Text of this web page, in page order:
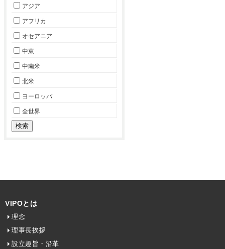
アジア
アフリカ
オセアニア
中東
中南米
北米
ヨーロッパ
全世界
VIPOとは
理念
理事長挨拶
設立趣旨・沿革